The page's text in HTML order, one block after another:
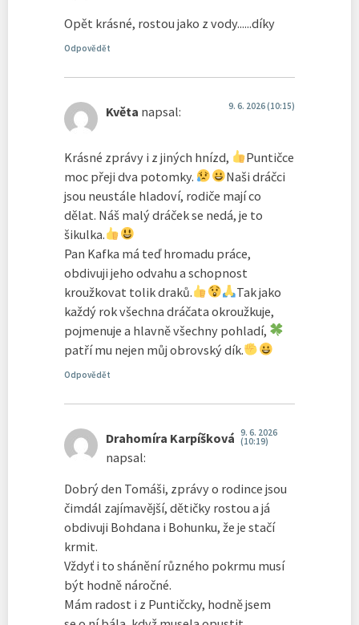
Opět krásné, rostou jako z vody......díky
Odpovědět
Květa napsal: 9. 6. 2026 (10:15)
Krásné zprávy i z jiných hnízd,
Puntičce
moc přeji dva potomky.
Naši dráčci
jsou neustále hladoví, rodiče mají co
dělat. Náš malý dráček se nedá, je to
šikulka.
Pan Kafka má teď hromadu práce,
obdivuji jeho odvahu a schopnost
kroužkovat tolik draků.
Tak jako
každý rok všechna dráčata okroužkuje,
pojmenuje a hlavně všechny pohladí,
patří mu nejen můj obrovský dík.
Odpovědět
Drahomíra Karpíšková
napsal:
9. 6. 2026
(10:19)
Dobrý den Tomáši, zprávy o rodince jsou
čimdál zajímavější, dětičky rostou a já
obdivuji Bohdana i Bohunku, že je stačí
krmit.
Vždyť i to shánění různého pokrmu musí
být hodně náročné.
Mám radost i z Puntičcky, hodně jsem